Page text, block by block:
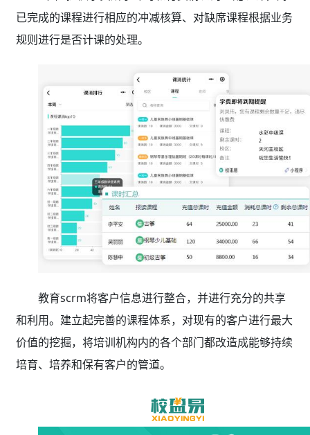
已完成的课程进行相应的冲减核算、对缺席课程根据业务
规则进行是否计课的处理。
教育scrm将客户信息进行整合，并进行充分的共享
和利用。建立起完善的课程体系，对现有的客户进行最大
价值的挖掘，将培训机构内的各个部门都改造成能够持续
培育、培养和保有客户的管道。